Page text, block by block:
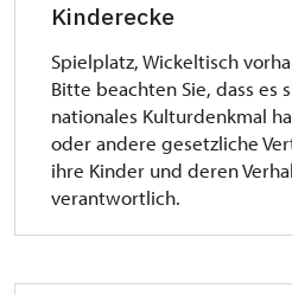
Kinderecke
Spielplatz, Wickeltisch
Bitte beachten Sie, dass es
nationales Kulturdenkmal
oder andere gesetzliche
ihre Kinder und deren
verantwortlich.